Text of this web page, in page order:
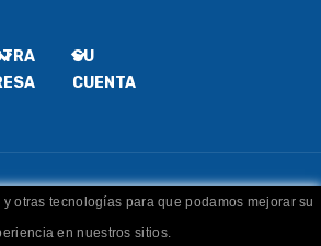
SU
CUENTA
otras tecnologías para que podamos mejorar su
en nuestros sitios.
. Todos los derechos reservados